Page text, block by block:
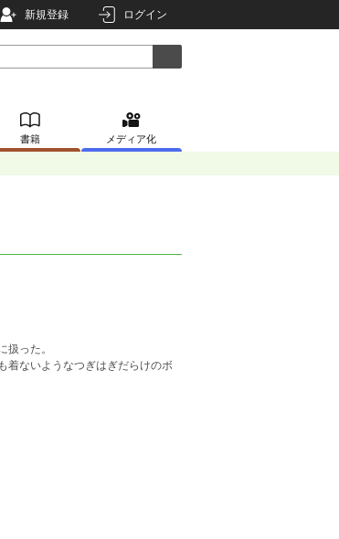
新規登録 ログイン
書籍 メディア化
った。
着ないようなつぎはぎだらけのボ